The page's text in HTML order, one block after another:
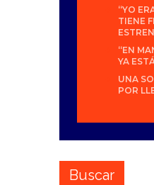
“YO
TIENE
“EN
YA
UNA
POR
Buscar